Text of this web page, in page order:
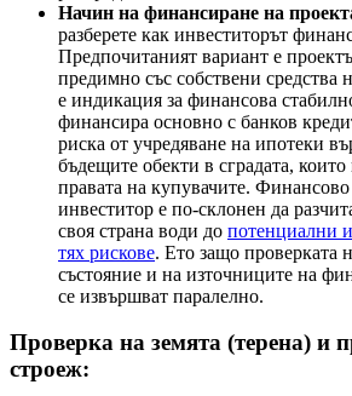
Начин на финансиране на
разберете как инвеститорът
Предпочитаният вариант е
предимно със собствени средства
е индикация за финансова
финансира основно с банков
риска от учредяване на ипотеки
бъдещите обекти в сградата, които
правата на купувачите.
инвеститор е по-склонен да
своя страна води до потенциални
тях рискове. Ето защо проверката
състояние и на източниците на
се извършват паралелно.
Проверка на земята (терена) и
строеж: